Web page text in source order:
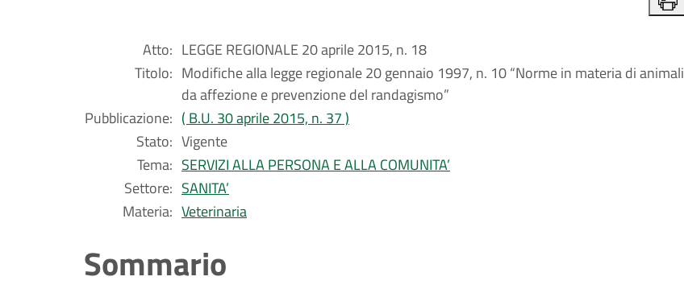
Atto: LEGGE REGIONALE 20 aprile 2015, n. 18
Titolo: Modifiche alla legge regionale 20 gennaio 1997, n. 10 “Norme in materia di animali
da affezione e prevenzione del randagismo”
Pubblicazione: ( B.U. 30 aprile 2015, n. 37 )
Stato: Vigente
Tema: SERVIZI ALLA PERSONA E ALLA COMUNITA’
Settore: SANITA’
Materia: Veterinaria
Sommario